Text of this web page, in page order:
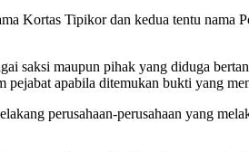
Kortas Tipikor dan kedua tentu nama
saksi maupun pihak yang diduga
apabila ditemukan bukti yang
perusahaan-perusahaan yang